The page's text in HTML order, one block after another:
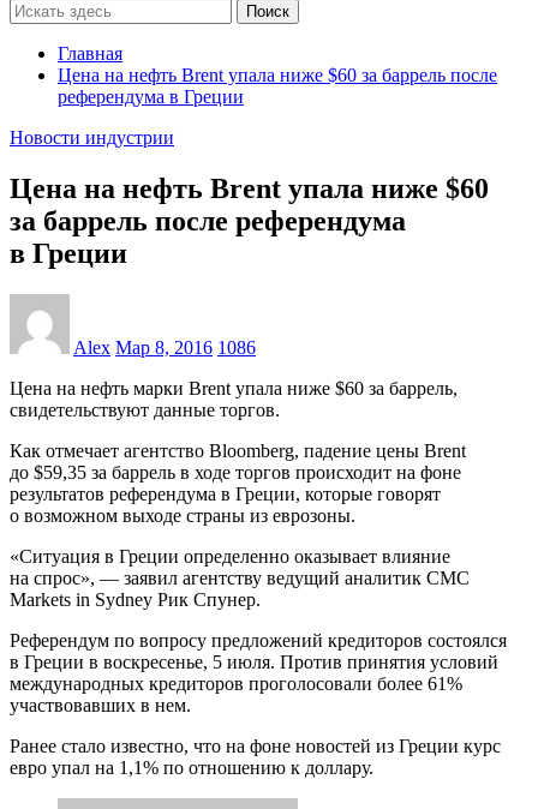
Поиск
Главная
Цена на нефть Brent упала ниже $60 за баррель после
референдума в Греции
Новости индустрии
Цена на нефть Brent упала ниже $60
за баррель после референдума
в Греции
Alex Мар 8, 2016 1086
Цена на нефть марки Brent упала ниже $60 за баррель,
свидетельствуют данные торгов.
Как отмечает агентство Bloomberg, падение цены Brent
до $59,35 за баррель в ходе торгов происходит на фоне
результатов референдума в Греции, которые говорят
о возможном выходе страны из еврозоны.
«Ситуация в Греции определенно оказывает влияние
на спрос», — заявил агентству ведущий аналитик CMC
Markets in Sydney Рик Спунер.
Референдум по вопросу предложений кредиторов состоялся
в Греции в воскресенье, 5 июля. Против принятия условий
международных кредиторов проголосовали более 61%
участвовавших в нем.
Ранее стало известно, что на фоне новостей из Греции курс
евро упал на 1,1% по отношению к доллару.